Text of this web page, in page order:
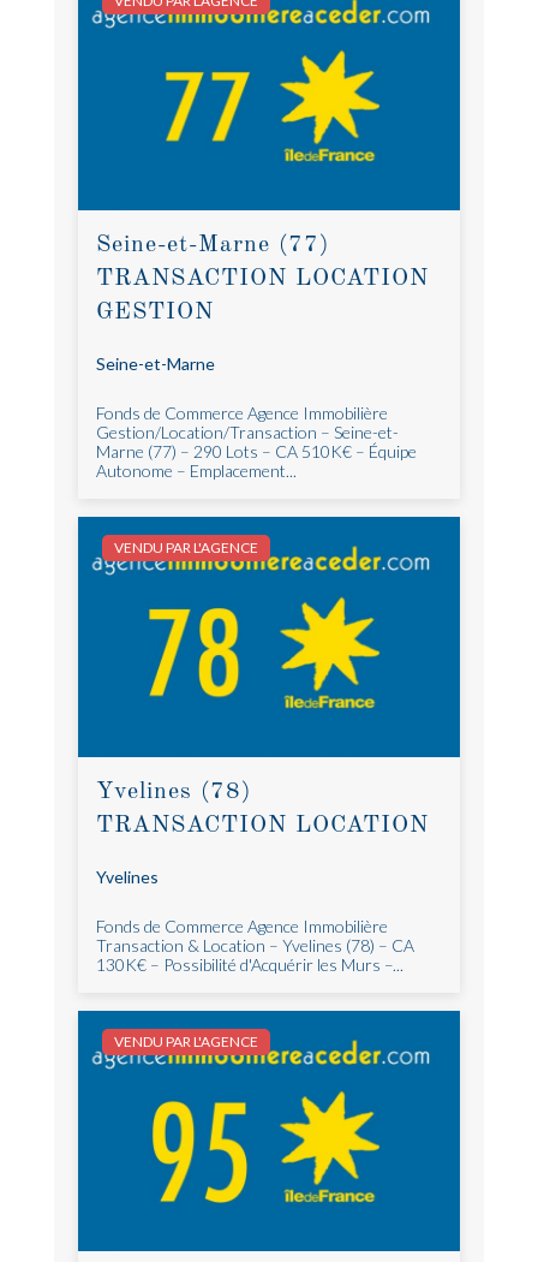
Seine-et-Marne (77)
TRANSACTION LOCATION
GESTION
Seine-et-Marne
Fonds de Commerce Agence Immobilière
Gestion/Location/Transaction – Seine-et-
Marne (77) – 290 Lots – CA 510K€ – Équipe
Autonome – Emplacement...
VENDU PAR L'AGENCE
Yvelines (78)
TRANSACTION LOCATION
Yvelines
Fonds de Commerce Agence Immobilière
Transaction & Location – Yvelines (78) – CA
130K€ – Possibilité d'Acquérir les Murs –...
VENDU PAR L'AGENCE